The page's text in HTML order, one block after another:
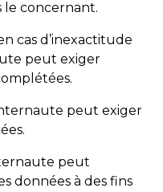
le concernant.
cas d’inexactitude
peut exiger
peut exiger
peut
données à des fins